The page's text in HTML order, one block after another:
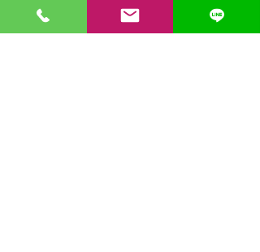
【1月・2月／冬季営業時間】9:30～19：00
【休み】日曜・祝日